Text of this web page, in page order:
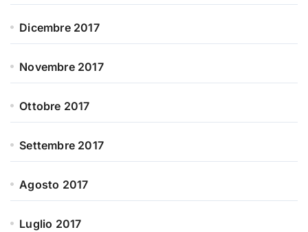
Dicembre 2017
Novembre 2017
Ottobre 2017
Settembre 2017
Agosto 2017
Luglio 2017